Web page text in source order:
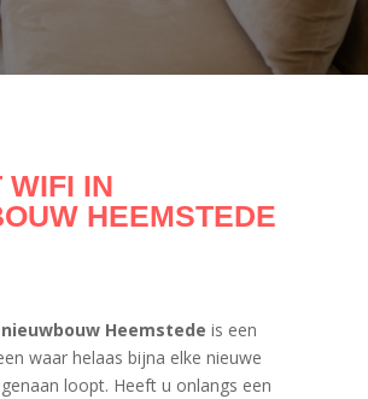
WIFI IN
HEEMSTEDE
Heemstede is een
waar helaas bijna elke nieuwe
loopt. Heeft u onlangs een